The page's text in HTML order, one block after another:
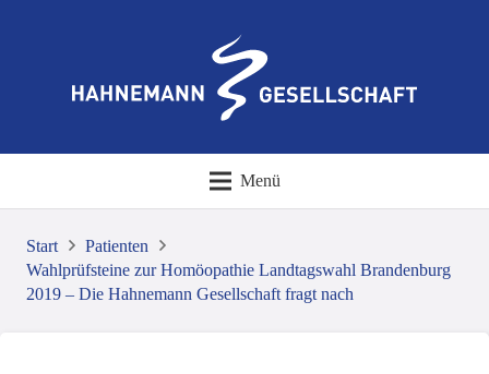
Menü
Start
Patienten
Wahlprüfsteine zur Homöopathie Landtagswahl Brandenburg
2019 – Die Hahnemann Gesellschaft fragt nach